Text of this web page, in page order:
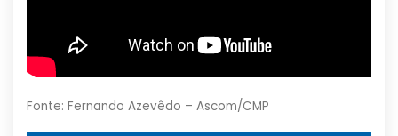
Fonte: Fernando Azevêdo – Ascom/CMP